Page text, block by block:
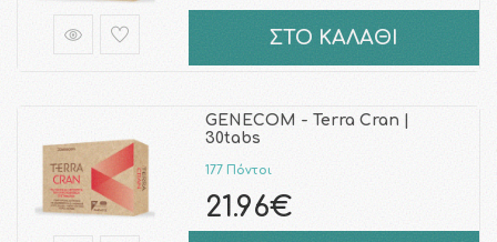
ΣΤΟ ΚΑΛΑΘΙ
GENECOM - Terra Cran |
30tabs
177 Πόντοι
21.96€